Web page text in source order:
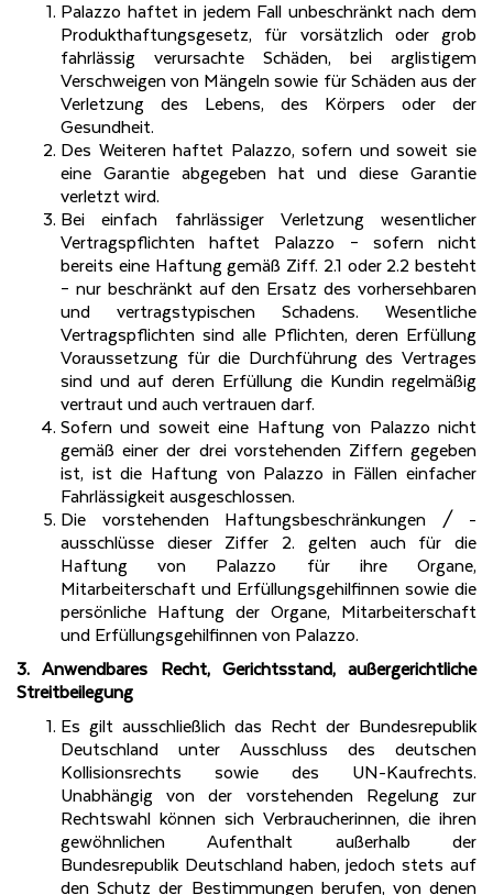
Palazzo haftet in jedem Fall unbeschränkt nach dem
Produkthaftungsgesetz, für vorsätzlich oder grob
fahrlässig verursachte Schäden, bei arglistigem
Verschweigen von Mängeln sowie für Schäden aus der
Verletzung des Lebens, des Körpers oder der
Gesundheit.
Des Weiteren haftet Palazzo, sofern und soweit sie
eine Garantie abgegeben hat und diese Garantie
verletzt wird.
Bei einfach fahrlässiger Verletzung wesentlicher
Vertragspflichten haftet Palazzo – sofern nicht
bereits eine Haftung gemäß Ziff. 2.1 oder 2.2 besteht
– nur beschränkt auf den Ersatz des vorhersehbaren
und vertragstypischen Schadens. Wesentliche
Vertragspflichten sind alle Pflichten, deren Erfüllung
Voraussetzung für die Durchführung des Vertrages
sind und auf deren Erfüllung die Kundin regelmäßig
vertraut und auch vertrauen darf.
Sofern und soweit eine Haftung von Palazzo nicht
gemäß einer der drei vorstehenden Ziffern gegeben
ist, ist die Haftung von Palazzo in Fällen einfacher
Fahrlässigkeit ausgeschlossen.
Die vorstehenden Haftungsbeschränkungen / -
ausschlüsse dieser Ziffer 2. gelten auch für die
Haftung von Palazzo für ihre Organe,
Mitarbeiterschaft und Erfüllungsgehilfinnen sowie die
persönliche Haftung der Organe, Mitarbeiterschaft
und Erfüllungsgehilfinnen von Palazzo.
3. Anwendbares Recht, Gerichtsstand, außergerichtliche
Streitbeilegung
Es gilt ausschließlich das Recht der Bundesrepublik
Deutschland unter Ausschluss des deutschen
Kollisionsrechts sowie des UN-Kaufrechts.
Unabhängig von der vorstehenden Regelung zur
Rechtswahl können sich Verbraucherinnen, die ihren
gewöhnlichen Aufenthalt außerhalb der
Bundesrepublik Deutschland haben, jedoch stets auf
den Schutz der Bestimmungen berufen, von denen